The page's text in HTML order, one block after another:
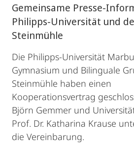
Gemeinsame Presse-
Philipps-Universität und
Steinmühle
Die Philipps-Universität
Gymnasium und Bilinguale
Steinmühle haben einen
Kooperationsvertrag
Björn Gemmer und
Prof. Dr. Katharina Krause
die Vereinbarung.